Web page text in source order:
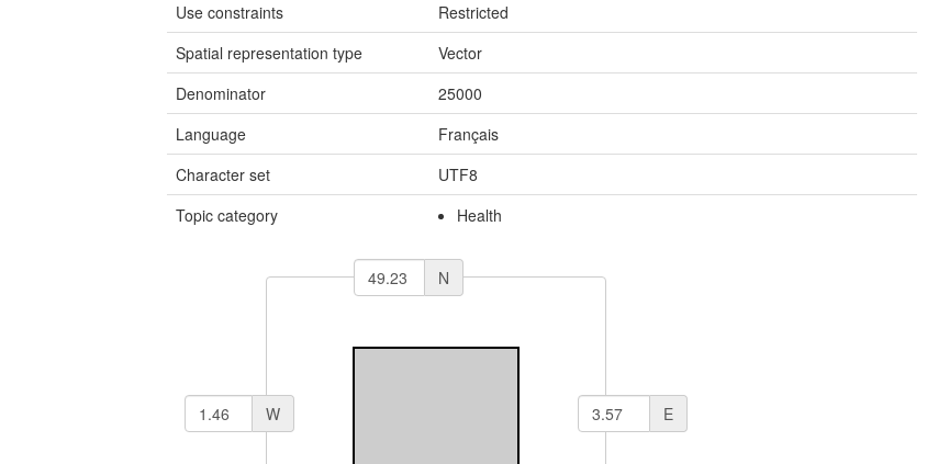
Use constraints
Restricted
Spatial representation type
Vector
Denominator
25000
Language
Français
Character set
UTF8
Topic category
Health
N
E
W